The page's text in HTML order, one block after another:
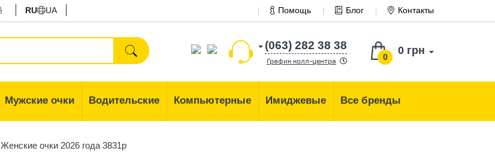
RU UA Помощь Блог Контакты
0
0 грн
(063) 282 38 38
График колл-центра
Мужские очки Водительские Компьютерные Имиджевые Все бренды
Женские очки 2026 года 3831p